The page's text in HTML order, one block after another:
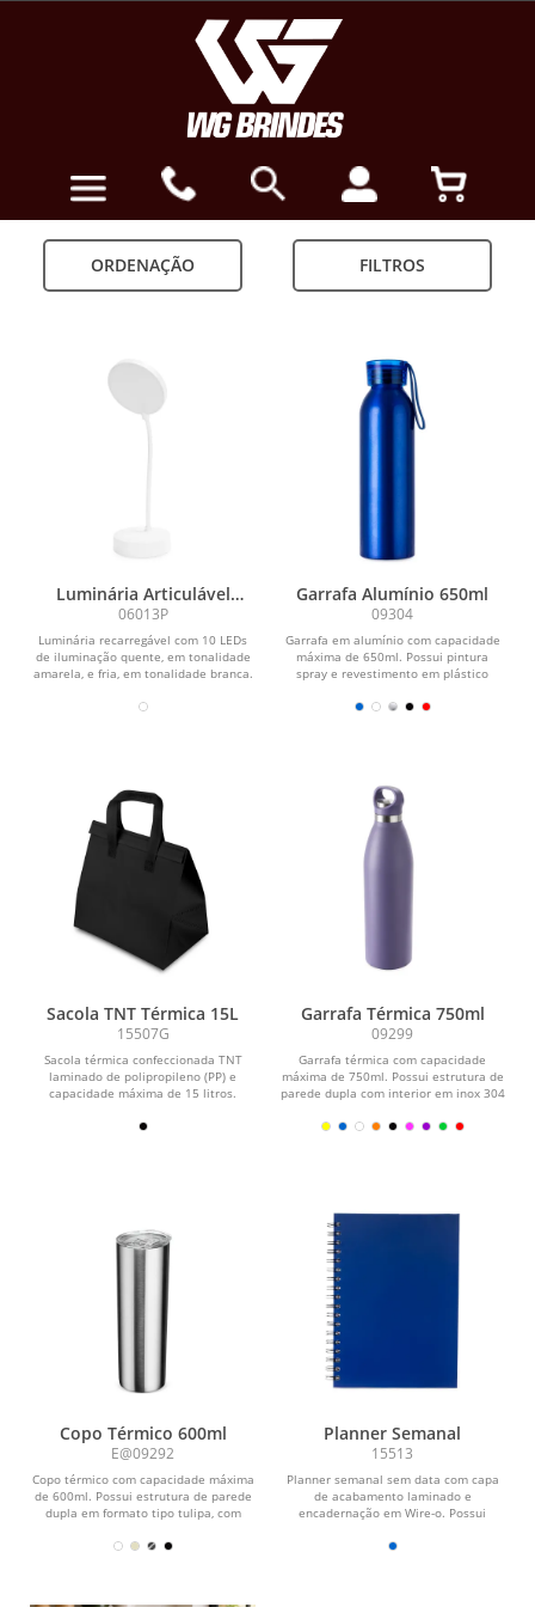
ORDENAÇÃO FILTROS
Luminária Articulável
Recarregável 10 LEDs
06013P
Luminária recarregável com 10 LEDs
de iluminação quente, em tonalidade
amarela, e fria, em tonalidade branca.
Garrafa Alumínio 650ml
09304
Garrafa em alumínio com capacidade
máxima de 650ml. Possui pintura
spray e revestimento em plástico
Sacola TNT Térmica 15L
15507G
Sacola térmica confeccionada TNT
laminado de polipropileno (PP) e
capacidade máxima de 15 litros.
Garrafa Térmica 750ml
09299
Garrafa térmica com capacidade
máxima de 750ml. Possui estrutura de
parede dupla com interior em inox 304
Copo Térmico 600ml
E@09292
Copo térmico com capacidade máxima
de 600ml. Possui estrutura de parede
dupla em formato tipo tulipa, com
Planner Semanal
15513
Planner semanal sem data com capa
de acabamento laminado e
encadernação em Wire-o. Possui